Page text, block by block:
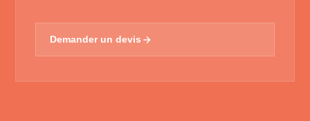
Demander un devis